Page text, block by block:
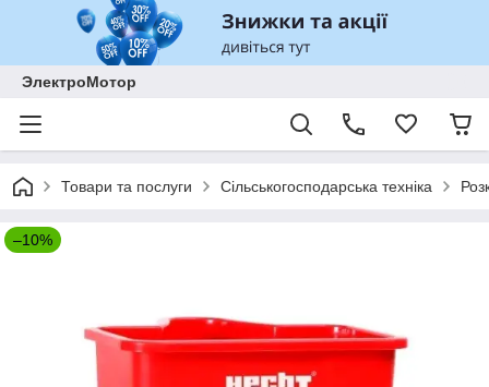
ЭлектроМотор
Товари та послуги Сільськогосподарська техніка
–10%